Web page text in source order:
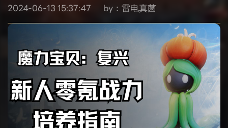
2024-06-13 15:37:47 by：雷电真菌